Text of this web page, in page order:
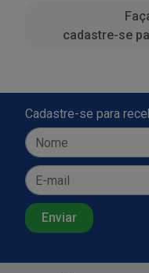
cadastre-se
Cadastre-se para